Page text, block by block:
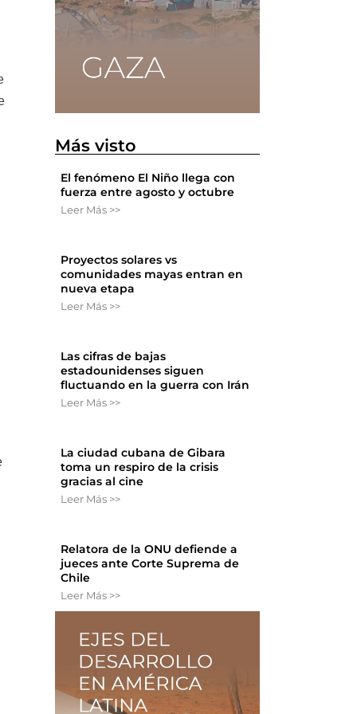
Más visto
El fenómeno El Niño llega con
fuerza entre agosto y octubre
Leer Más >>
Proyectos solares vs
comunidades mayas entran en
nueva etapa
Leer Más >>
Las cifras de bajas
estadounidenses siguen
fluctuando en la guerra con Irán
Leer Más >>
La ciudad cubana de Gibara
toma un respiro de la crisis
gracias al cine
Leer Más >>
Relatora de la ONU defiende a
jueces ante Corte Suprema de
Chile
Leer Más >>